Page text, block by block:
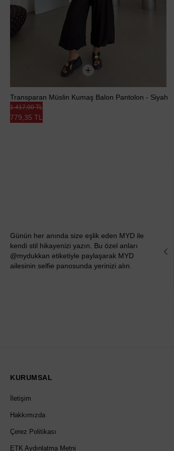
Transparan Müslin Kumaş Balon Pantolon - Siyah
779,35 TL
1.417,00 TL
Günün her anında size eşlik eden MYD ile
kendi stil hikayenizi yazın. Bu özel anları
@mydukkan etiketiyle paylaşarak MYD
ailesinin selfie panosunda yerinizi alın.
KURUMSAL
İletişim
Hakkımızda
Çerez Politikası
ETK Aydınlatma Metni